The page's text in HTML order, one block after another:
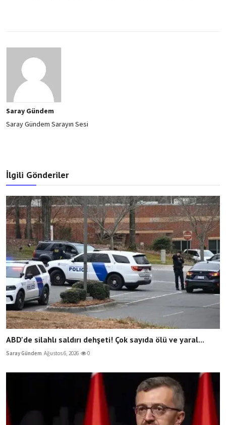
Saray Gündem
Saray Gündem Sarayın Sesi
İlgili Gönderiler
ABD'de silahlı saldırı dehşeti! Çok sayıda ölü ve yaral...
Saray Gündem Ağustos 6, 2026 0